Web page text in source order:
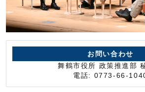
お問い合わせ
舞鶴市役所 政策推進部
電話: 0773-66-